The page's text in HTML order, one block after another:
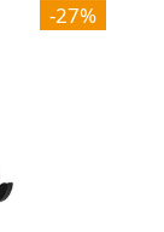
-27%